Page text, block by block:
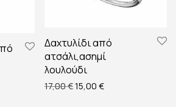
22,00 €.
τιμή είναι: 18,00 €.
Δαχτυλίδι από
ατσάλι,ασημί
λουλούδι
17,00€Original price was: 17,00
15,00 €Η τρέχουσα τιμή